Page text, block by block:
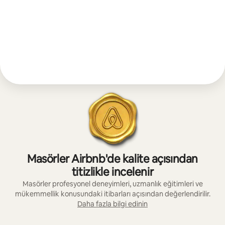
Masörler Airbnb'de kalite açısından
titizlikle incelenir
Masörler profesyonel deneyimleri, uzmanlık eğitimleri ve
mükemmellik konusundaki itibarları açısından değerlendirilir.
Daha fazla bilgi edinin